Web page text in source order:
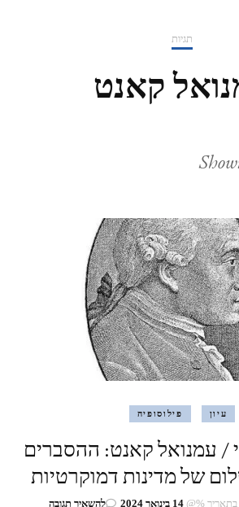
תגיות
קאנט
עיון פילוסופיה
/ עמנואל קאנט: ההסברים
של מדינות דמוקרטיות
בתאריך %@ 14 בינואר 2024 להשאיר תגובהבנושא